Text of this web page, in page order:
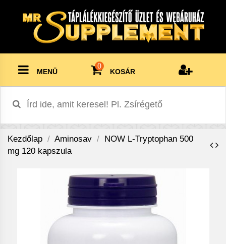
MENÜ
0
KOSÁR
Kezdőlap Aminosav
NOW L-Tryptophan 500
mg 120 kapszula